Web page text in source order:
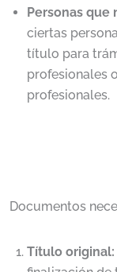
Personas
ciertas
título para
profesionales
profesionales.
Documentos
Título original: